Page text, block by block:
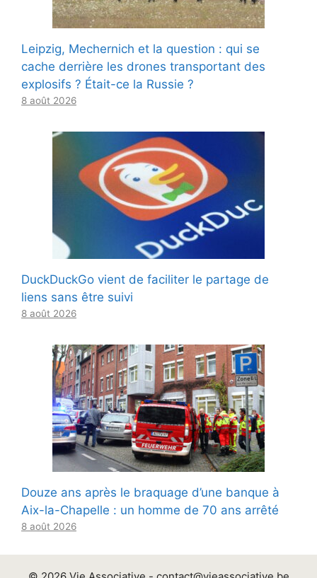
Leipzig, Mechernich et la question : qui se
cache derrière les drones transportant des
explosifs ? Était-ce la Russie ?
8 août 2026
DuckDuckGo vient de faciliter le partage de
liens sans être suivi
8 août 2026
Douze ans après le braquage d’une banque à
Aix-la-Chapelle : un homme de 70 ans arrêté
8 août 2026